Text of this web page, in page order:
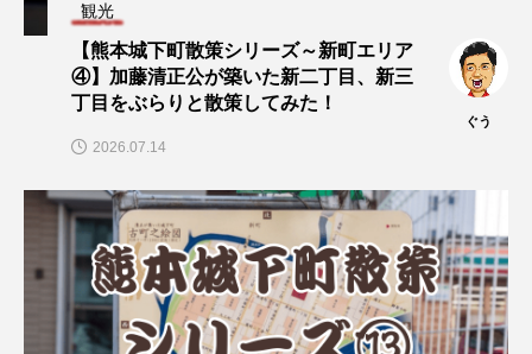
観光
【熊本城下町散策シリーズ～新町エリア
④】加藤清正公が築いた新二丁目、新三
丁目をぶらりと散策してみた！
ぐう
2026.07.14